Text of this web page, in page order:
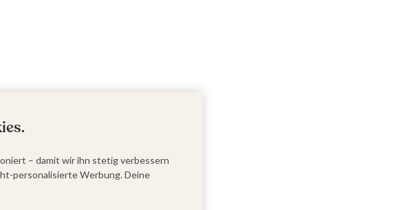
– damit wir ihn stetig verbessern
personalisierte Werbung. Deine